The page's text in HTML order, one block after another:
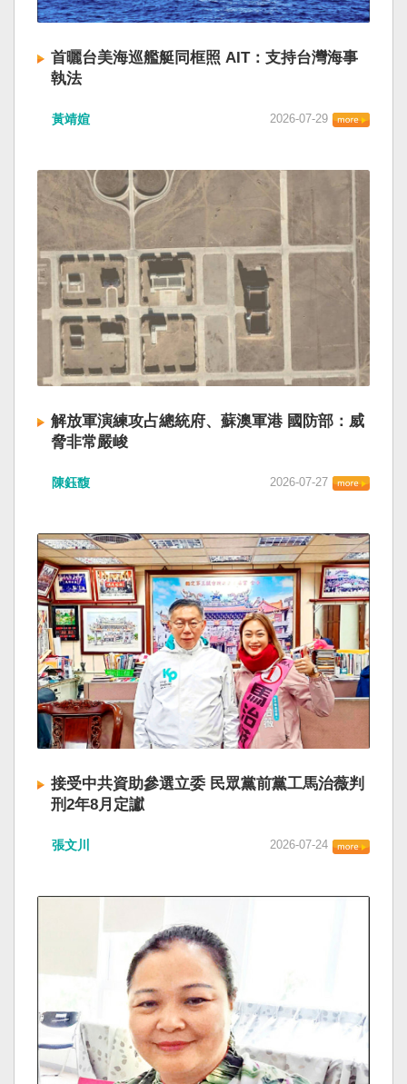
首曬台美海巡艦艇同框照 AIT：支持台灣海事
執法
黃靖媗 2026-07-29
解放軍演練攻占總統府、蘇澳軍港 國防部：威
脅非常嚴峻
陳鈺馥 2026-07-27
接受中共資助參選立委 民眾黨前黨工馬治薇判
刑2年8月定讞
張文川 2026-07-24